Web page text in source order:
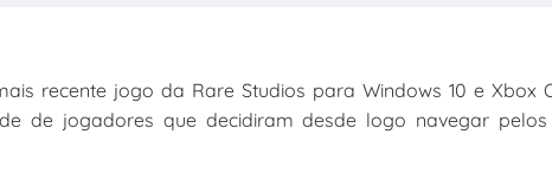
recente jogo da Rare Studios para Windows 10 e Xbox
de jogadores que decidiram desde logo navegar